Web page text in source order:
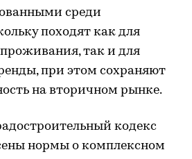
среди
походят как для
так и для
при этом сохраняют
на вторичном рынке.
кодекс
нормы о комплексном